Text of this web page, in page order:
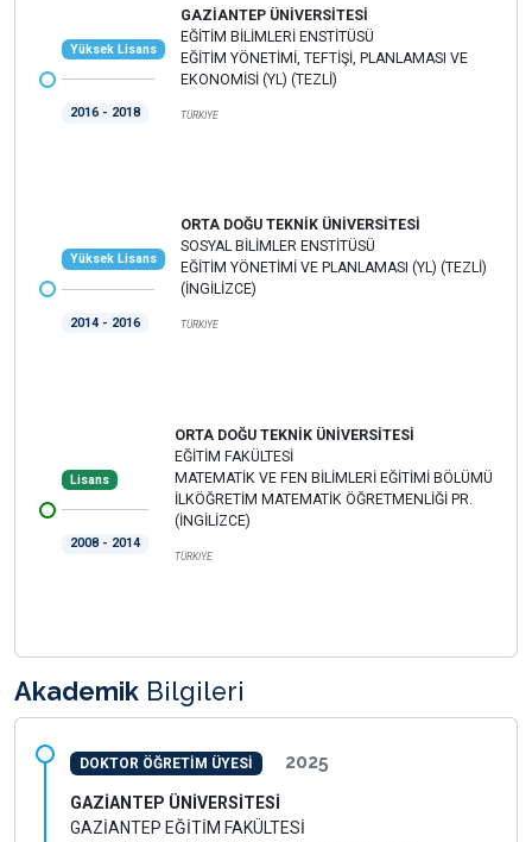
Yüksek Lisans
2016 - 2018
GAZİANTEP ÜNİVERSİTESİ
EĞİTİM BİLİMLERİ ENSTİTÜSÜ
EĞİTİM YÖNETİMİ, TEFTİŞİ, PLANLAMASI VE
EKONOMİSİ (YL) (TEZLİ)
TÜRKİYE
Yüksek Lisans
2014 - 2016
ORTA DOĞU TEKNİK ÜNİVERSİTESİ
SOSYAL BİLİMLER ENSTİTÜSÜ
EĞİTİM YÖNETİMİ VE PLANLAMASI (YL) (TEZLİ)
(İNGİLİZCE)
TÜRKİYE
Lisans
2008 - 2014
ORTA DOĞU TEKNİK ÜNİVERSİTESİ
EĞİTİM FAKÜLTESİ
MATEMATİK VE FEN BİLİMLERİ EĞİTİMİ BÖLÜMÜ
İLKÖĞRETİM MATEMATİK ÖĞRETMENLİĞİ PR.
(İNGİLİZCE)
TÜRKİYE
Akademik Bilgileri
DOKTOR ÖĞRETİM ÜYESİ 2025
GAZİANTEP ÜNİVERSİTESİ
GAZİANTEP EĞİTİM FAKÜLTESİ